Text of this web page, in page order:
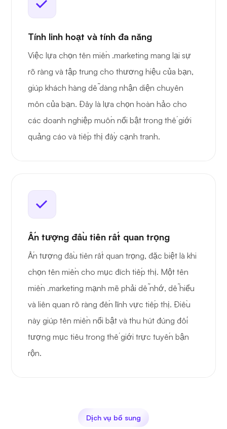
Tính linh hoạt và tính đa năng
Việc lựa chọn tên miền .marketing mang lại sự
rõ ràng và tập trung cho thương hiệu của bạn,
giúp khách hàng dễ dàng nhận diện chuyên
môn của bạn. Đây là lựa chọn hoàn hảo cho
các doanh nghiệp muốn nổi bật trong thế giới
quảng cáo và tiếp thị đầy cạnh tranh.
Ấn tượng đầu tiên rất quan trọng
Ấn tượng đầu tiên rất quan trọng, đặc biệt là khi
chọn tên miền cho mục đích tiếp thị. Một tên
miền .marketing mạnh mẽ phải dễ nhớ, dễ hiểu
và liên quan rõ ràng đến lĩnh vực tiếp thị. Điều
này giúp tên miền nổi bật và thu hút đúng đối
tượng mục tiêu trong thế giới trực tuyến bận
rộn.
Dịch vụ bổ sung